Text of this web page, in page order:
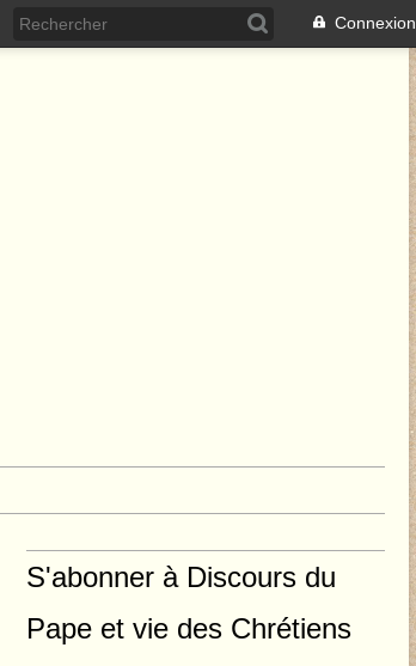
Connexion
S'abonner à Discours du
Pape et vie des Chrétiens